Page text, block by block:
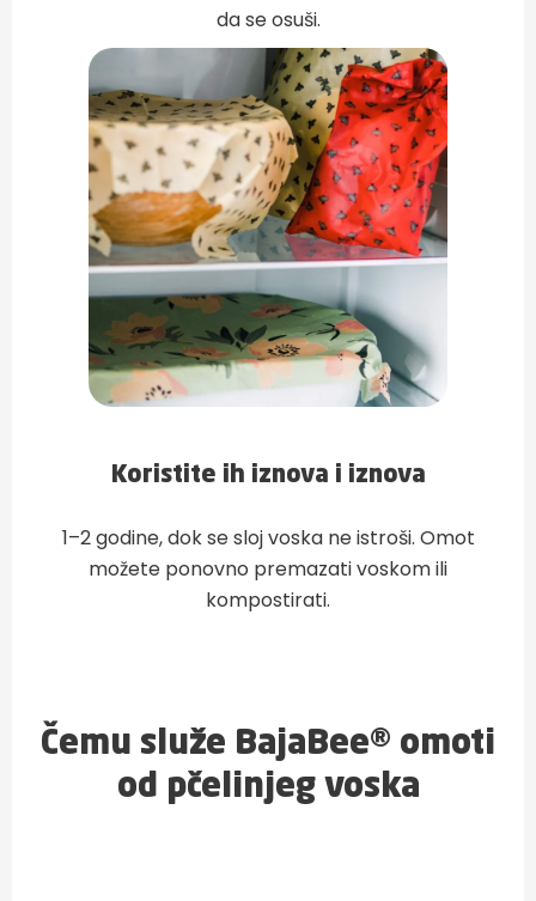
da se osuši.
Koristite ih iznova i iznova
1–2 godine, dok se sloj voska ne istroši. Omot
možete ponovno premazati voskom ili
kompostirati.
Čemu služe BajaBee® omoti
od pčelinjeg voska